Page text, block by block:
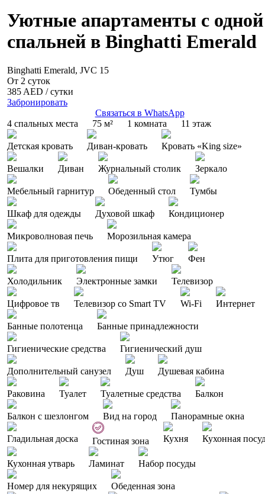
Уютные апартаменты с одной
спальней в Binghatti Emerald
Binghatti Emerald, JVC 15
От 2 суток
385 AED / сутки
Забронировать
Связаться в WhatsApp
4 спальных места
75 м² 1 комната 11 этаж
Детская кровать Диван-кровать Кровать «King size»
Вешалки Диван Журнальный столик Зеркало
Мебельный гарнитур Обеденный стол Тумбы
Шкаф для одежды Духовой шкаф Кондиционер
Микроволновая печь Морозильная камера
Плита для приготовления пищи Утюг Фен
Холодильник Электронные замки Телевизор
Цифровое тв Телевизор со Smart TV Wi-Fi Интернет
Банные полотенца Банные принадлежности
Гигиенические средства Гигиенический душ
Дополнительный санузел Душ Душевая кабина
Раковина Туалет Туалетные средства Балкон
Балкон с шезлонгом Вид на город Панорамные окна
Гладильная доска Гостиная зона Кухня Кухонная
Кухонная утварь Ламинат Набор посуды
Номер для некурящих Обеденная зона